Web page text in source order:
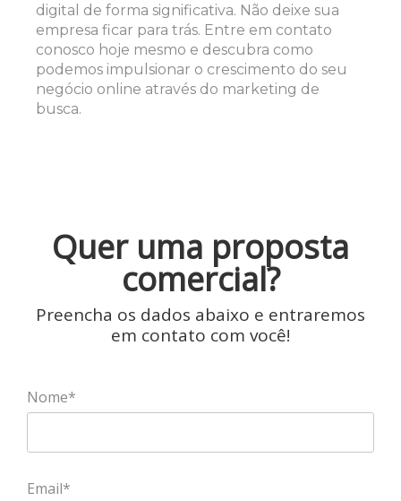
digital de forma significativa. Não deixe sua
empresa ficar para trás. Entre em contato
conosco hoje mesmo e descubra como
podemos impulsionar o crescimento do seu
negócio online através do marketing de
busca.
Quer uma proposta
comercial?
Preencha os dados abaixo e entraremos
em contato com você!
Nome*
Email*